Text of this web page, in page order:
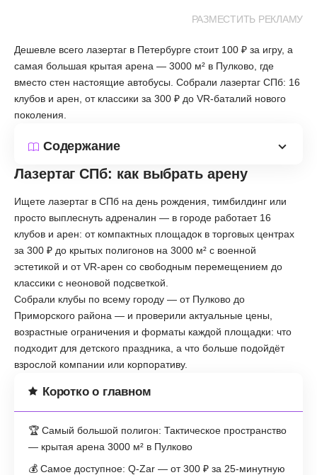
РАЗМЕСТИТЬ РЕКЛАМУ
Дешевле всего лазертаг в Петербурге стоит 100 ₽ за игру, а
самая большая крытая арена — 3000 м² в Пулково, где
вместо стен настоящие автобусы. Собрали лазертаг СПб: 16
клубов и арен, от классики за 300 ₽ до VR-баталий нового
поколения.
Содержание
Лазертаг СПб: как выбрать арену
Ищете лазертаг в СПб на день рождения, тимбилдинг или
просто выплеснуть адреналин — в городе работает 16
клубов и арен: от компактных площадок в торговых центрах
за 300 ₽ до крытых полигонов на 3000 м² с военной
эстетикой и от VR-арен со свободным перемещением до
классики с неоновой подсветкой.
Собрали клубы по всему городу — от Пулково до
Приморского района — и проверили актуальные цены,
возрастные ограничения и форматы каждой площадки: что
подходит для детского праздника, а что больше подойдёт
взрослой компании или корпоративу.
Коротко о главном
🏆 Самый большой полигон: Тактическое пространство
— крытая арена 3000 м² в Пулково
💰 Самое доступное: Q-Zar — от 300 ₽ за 25-минутную